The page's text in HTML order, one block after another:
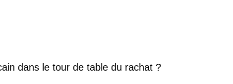
dans le tour de table du rachat ?